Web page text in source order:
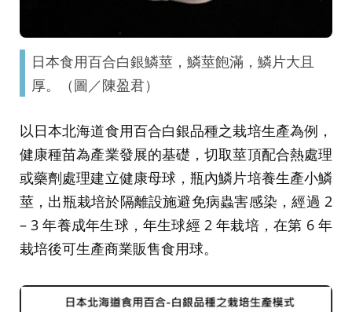
日本食用百合白銀鱗莖，鱗莖飽滿，鱗片大且
厚。（圖／陳盈君）
以日本北海道食用百合白銀品種之栽培生產為例，
健康種苗為產業發展的基礎，切取莖頂配合熱處理
或藥劑處理建立健康母球，瓶內鱗片培養生產小鱗
莖，出瓶栽培於隔離設施避免病蟲害感染，經過 2
– 3 年養成年生球，年生球經 2 年栽培，在第 6 年
栽培後可生產商業販售食用球。